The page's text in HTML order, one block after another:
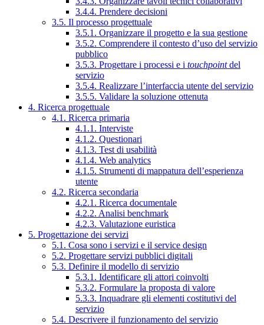
3.4.4. Prendere decisioni
3.5. Il processo progettuale
3.5.1. Organizzare il progetto e la sua gestione
3.5.2. Comprendere il contesto d’uso del servizio
pubblico
3.5.3. Progettare i processi e i touchpointdel
servizio
3.5.4. Realizzare l’interfaccia utente del servizio
3.5.5. Validare la soluzione ottenuta
4. Ricerca progettuale
4.1. Ricerca primaria
4.1.1. Interviste
4.1.2. Questionari
4.1.3. Test di usabilità
4.1.4. Web analytics
4.1.5. Strumenti di mappatura dell’esperienza
utente
4.2. Ricerca secondaria
4.2.1. Ricerca documentale
4.2.2. Analisi benchmark
4.2.3. Valutazione euristica
5. Progettazione dei servizi
5.1. Cosa sono i servizi e il service design
5.2. Progettare servizi pubblici digitali
5.3. Definire il modello di servizio
5.3.1. Identificare gli attori coinvolti
5.3.2. Formulare la proposta di valore
5.3.3. Inquadrare gli elementi costitutivi del
servizio
5.4. Descrivere il funzionamento del servizio